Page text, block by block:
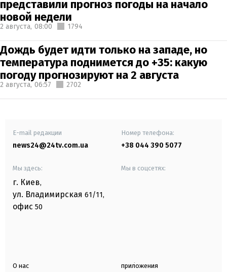
представили прогноз погоды на начало
новой недели
2 августа, 08:00 1794
Дождь будет идти только на западе, но
температура поднимется до +35: какую
погоду прогнозируют на 2 августа
2 августа, 06:57 2702
E-mail редакции
news24@24tv.com.ua
Номер телефона:
+38 044 390 5077
Мы здесь:
г. Киев,
ул. Владимирская 61/11,
офис 50
Мы в соцсетях:
О нас приложения